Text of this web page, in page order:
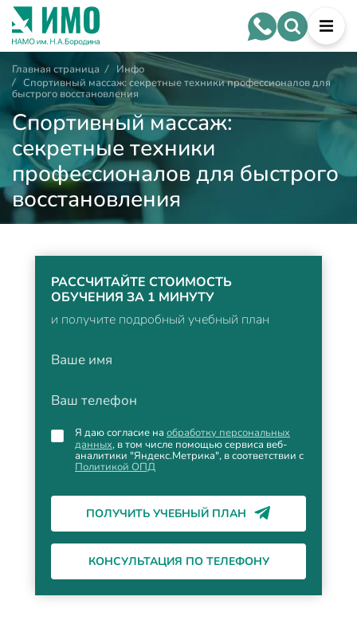
Главная страница /
Инфо
/ Спортивный массаж: секретные техники профессионалов для
быстрого восстановления
Спортивный массаж:
секретные техники
профессионалов для быстрого
восстановления
РАССЧИТАЙТЕ СТОИМОСТЬ
ОБУЧЕНИЯ ЗА 1 МИНУТУ
и получите подробный учебный план
Ваше имя
Ваш телефон
Я даю согласие на обработку персональных
данных, в том числе помощью сервиса веб-
аналитики "Яндекс.Метрика", в соответствии с
Политикой ОПД
ПОЛУЧИТЬ УЧЕБНЫЙ ПЛАН
КОНСУЛЬТАЦИЯ ПО ТЕЛЕФОНУ